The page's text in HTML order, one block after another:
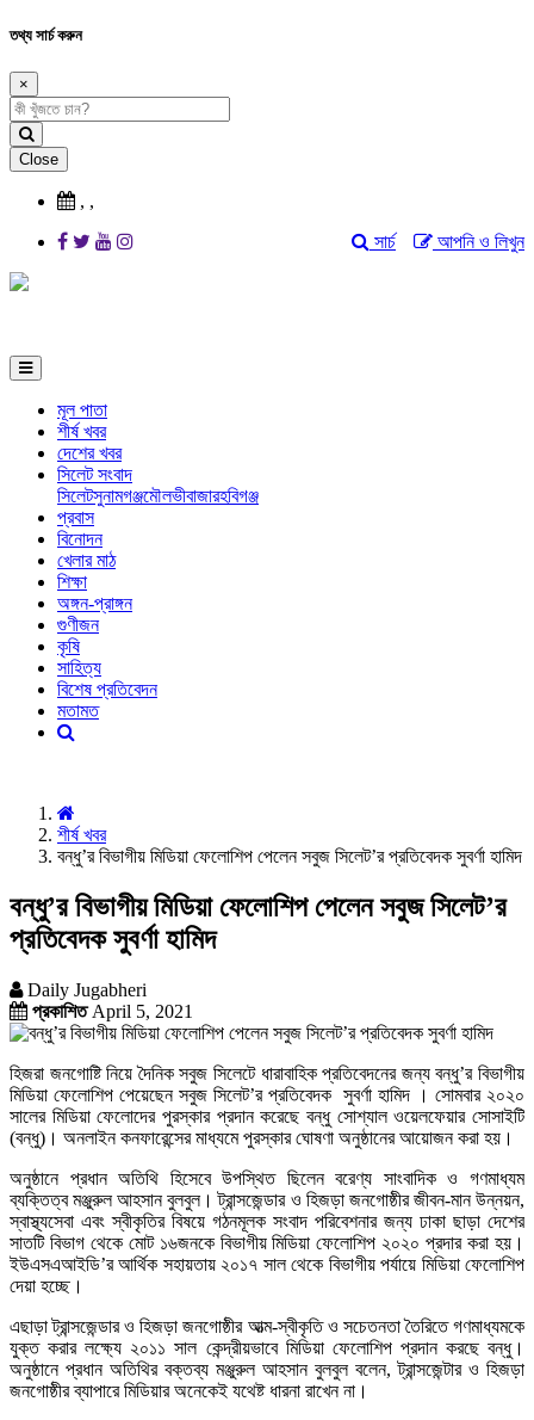
তথ্য সার্চ করুন
×
Close
, ,
আপনি ও লিখুন
সার্চ
মূল পাতা
শীর্ষ খবর
দেশের খবর
সিলেট সংবাদ
সিলেটসুনামগঞ্জমৌলভীবাজারহবিগঞ্জ
প্রবাস
বিনোদন
খেলার মাঠ
শিক্ষা
অঙ্গন-প্রাঙ্গন
গুণীজন
কৃষি
সাহিত্য
বিশেষ প্রতিবেদন
মতামত
শীর্ষ খবর
বন্ধু’র বিভাগীয় মিডিয়া ফেলোশিপ পেলেন সবুজ সিলেট’র প্রতিবেদক সুবর্ণা হামিদ
বন্ধু’র বিভাগীয় মিডিয়া ফেলোশিপ পেলেন সবুজ সিলেট’র
প্রতিবেদক সুবর্ণা হামিদ
Daily Jugabheri
প্রকাশিতApril 5, 2021
হিজরা জনগোষ্টি নিয়ে দৈনিক সবুজ সিলেটে ধারাবাহিক প্রতিবেদনের জন্য বন্ধু’র বিভাগীয়
মিডিয়া ফেলোশিপ পেয়েছেন সবুজ সিলেট’র প্রতিবেদক সুবর্ণা হামিদ । সোমবার ২০২০
সালের মিডিয়া ফেলোদের পুরস্কার প্রদান করেছে বন্ধু সোশ্যাল ওয়েলফেয়ার সোসাইটি
(বন্ধু)। অনলাইন কনফারেন্সের মাধ্যমে পুরস্কার ঘোষণা অনুষ্ঠানের আয়োজন করা হয়।
অনুষ্ঠানে প্রধান অতিথি হিসেবে উপস্থিত ছিলেন বরেণ্য সাংবাদিক ও গণমাধ্যম
ব্যক্তিত্ব মঞ্জুরুল আহসান বুলবুল। ট্রান্সজেন্ডার ও হিজড়া জনগোষ্ঠীর জীবন-মান উন্নয়ন,
স্বাস্থ্যসেবা এবং স্বীকৃতির বিষয়ে গঠনমূলক সংবাদ পরিবেশনার জন্য ঢাকা ছাড়া দেশের
সাতটি বিভাগ থেকে মোট ১৬জনকে বিভাগীয় মিডিয়া ফেলোশিপ ২০২০ প্রদার করা হয়।
ইউএসএআইডি’র আর্থিক সহায়তায় ২০১৭ সাল থেকে বিভাগীয় পর্যায়ে মিডিয়া ফেলোশিপ
দেয়া হচ্ছে।
এছাড়া ট্রান্সজেন্ডার ও হিজড়া জনগোষ্ঠীর আত্ম-স্বীকৃতি ও সচেতনতা তৈরিতে গণমাধ্যমকে
যুক্ত করার লক্ষ্যে ২০১১ সাল কেন্দ্রীয়ভাবে মিডিয়া ফেলোশিপ প্রদান করছে বন্ধু।
অনুষ্ঠানে প্রধান অতিথির বক্তব্য মঞ্জুরুল আহসান বুলবুল বলেন, ট্রান্সজেন্টার ও হিজড়া
জনগোষ্ঠীর ব্যাপারে মিডিয়ার অনেকেই যথেষ্ট ধারনা রাখেন না।